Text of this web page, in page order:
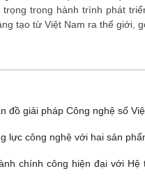
trong hành trình phát
tạo từ Việt Nam ra thế giới,
đồ giải pháp Công nghệ số
lực công nghệ với hai sản
chính công hiện đại với